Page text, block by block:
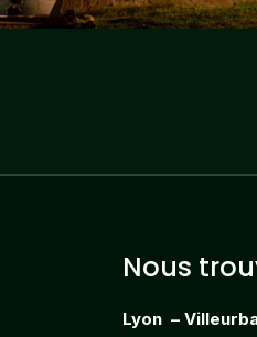
Nous
Lyon –